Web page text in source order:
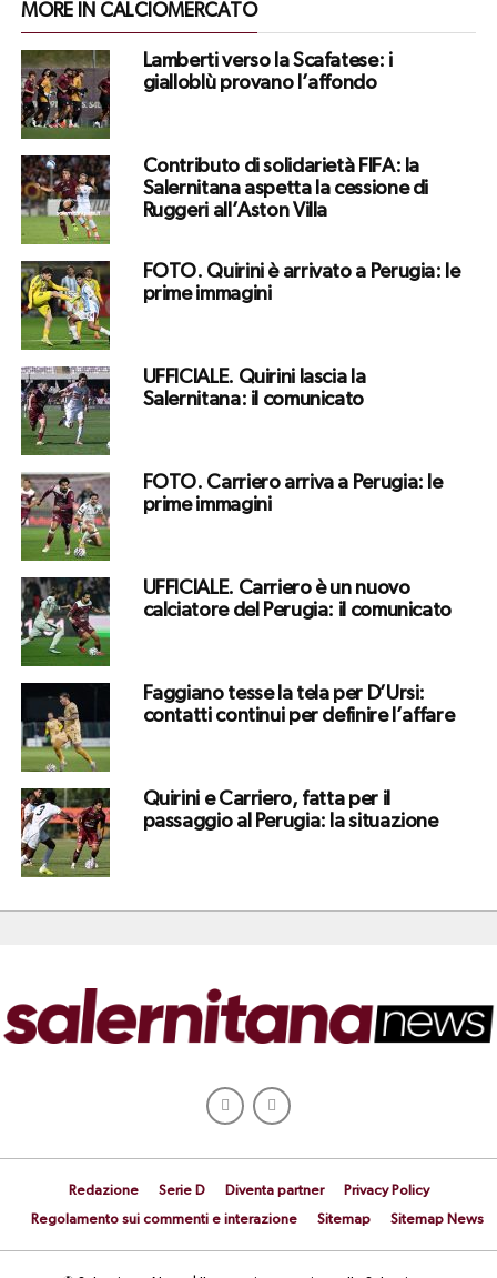
MORE IN CALCIOMERCATO
Lamberti verso la Scafatese: i
gialloblù provano l’affondo
Contributo di solidarietà FIFA: la
Salernitana aspetta la cessione di
Ruggeri all’Aston Villa
FOTO. Quirini è arrivato a Perugia: le
prime immagini
UFFICIALE. Quirini lascia la
Salernitana: il comunicato
FOTO. Carriero arriva a Perugia: le
prime immagini
UFFICIALE. Carriero è un nuovo
calciatore del Perugia: il comunicato
Faggiano tesse la tela per D’Ursi:
contatti continui per definire l’affare
Quirini e Carriero, fatta per il
passaggio al Perugia: la situazione
Redazione Serie D Diventa partner
Privacy Policy
Regolamento sui commenti e interazione
Sitemap Sitemap News